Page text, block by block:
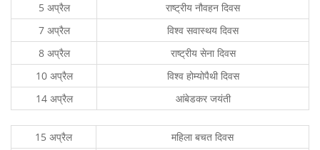
5 अप्रैल
राष्ट्रीय नौवहन दिवस
7 अप्रैल
विश्व सवास्थय दिवस
8 अप्रैल
राष्ट्रीय सेना दिवस
10 अप्रैल
विश्व होम्योपैथी दिवस
14 अप्रैल
आंबेडकर जयंती
15 अप्रैल
महिला बचत दिवस